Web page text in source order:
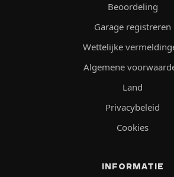
Beoordeling
Garage registreren
Wettelijke
Algemene
Land
Privacybeleid
Cookies
INFORMATIE